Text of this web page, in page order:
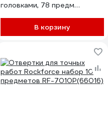
головками, 78 предм
В корзину